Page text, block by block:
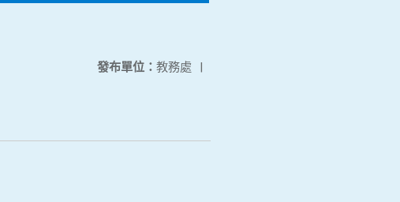
發布單位： 教務處 |